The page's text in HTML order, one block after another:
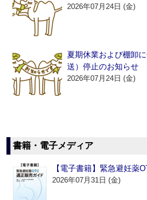
2026年07月24日 (金)
夏期休業および棚卸
送）停止のお知らせ
2026年07月24日 (金)
書籍・電子メディア
【電子書籍】緊急避妊薬
2026年07月31日 (金)